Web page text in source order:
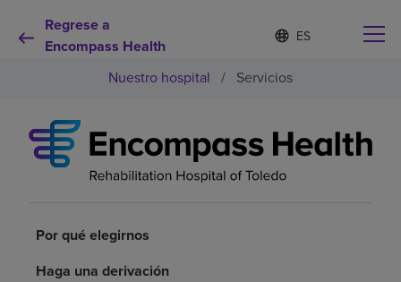
Regrese a
Encompass Health
Lista
de
idiomas
contraída
d
o
s
e
e
Por qué debe elegirnos
Nuestro hospital / Servicios
Por qué elegirnos
Haga una derivación